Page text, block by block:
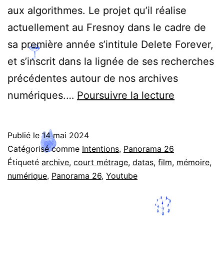
aux algorithmes. Le projet qu’il réalise
actuellement au Fresnoy dans le cadre de
sa première année s’intitule Delete Forever,
et s’inscrit dans la lignée de ses recherches
précédentes autour de nos archives
numériques.… Poursuivre la lecture
–
Publié le14 mai 2024
Catégorisé comme Intentions, Panorama 26
Étiqueté archive, court métrage, datas, film, mémoire,
numérique, Panorama 26, Youtube